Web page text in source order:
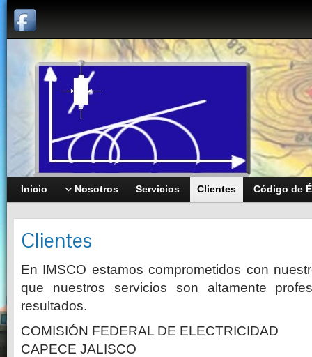
Inicio Nosotros Servicios Clientes Código de
Clientes
En IMSCO estamos comprometidos con
que nuestros servicios son altamente
resultados.
COMISIÓN FEDERAL DE ELECTRICIDAD
CAPECE JALISCO